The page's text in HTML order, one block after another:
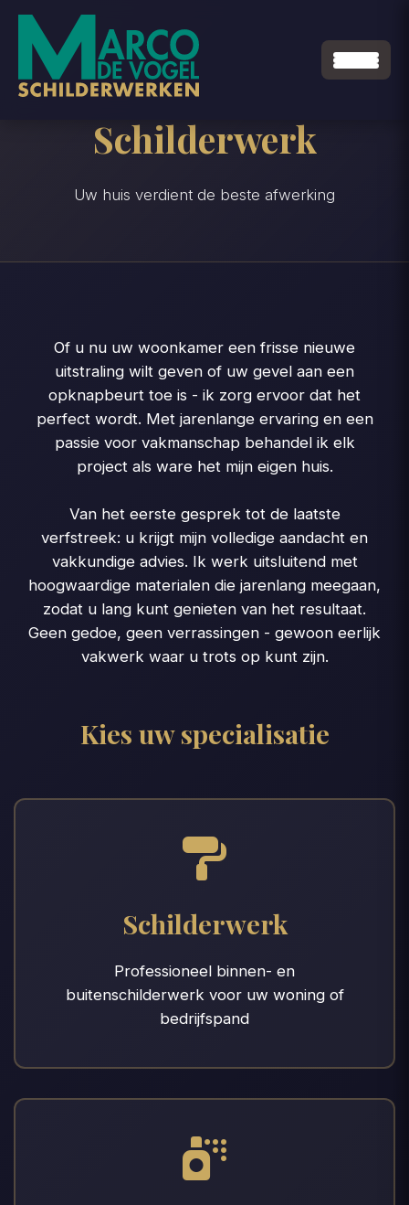
Schilderwerk
Uw huis verdient de beste afwerking
Of u nu uw woonkamer een frisse nieuwe
uitstraling wilt geven of uw gevel aan een
opknapbeurt toe is - ik zorg ervoor dat het
perfect wordt. Met jarenlange ervaring en een
passie voor vakmanschap behandel ik elk
project als ware het mijn eigen huis.
Van het eerste gesprek tot de laatste
verfstreek: u krijgt mijn volledige aandacht en
vakkundige advies. Ik werk uitsluitend met
hoogwaardige materialen die jarenlang meegaan,
zodat u lang kunt genieten van het resultaat.
Geen gedoe, geen verrassingen - gewoon eerlijk
vakwerk waar u trots op kunt zijn.
Kies uw specialisatie
Schilderwerk
Professioneel binnen- en
buitenschilderwerk voor uw woning of
bedrijfspand